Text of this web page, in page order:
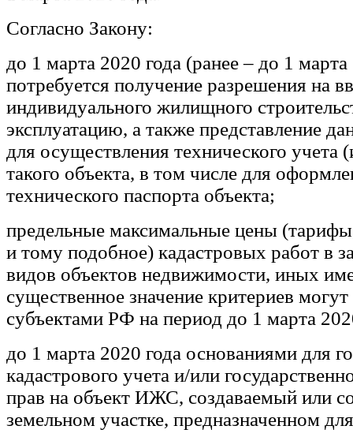
Согласно Закону:
до 1 марта 2020 года (ранее – до 1 марта
потребуется получение разрешения на
индивидуального жилищного
эксплуатацию, а также представление
для осуществления технического учета
такого объекта, в том числе для
технического паспорта объекта;
предельные максимальные цены
и тому подобное) кадастровых работ в
видов объектов недвижимости, иных
существенное значение критериев могут
субъектами РФ на период до 1 марта
до 1 марта 2020 года основаниями для
кадастрового учета и/или
прав на объект ИЖС, создаваемый или
земельном участке, предназначенном для